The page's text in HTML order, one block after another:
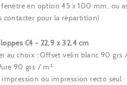
fenêtre en option 45 x 100 mm, ou
contacter pour la répartition)
C4 - 22,9 x 32,4 cm
au choix : Offset velin blanc 90 grs
90 grs / m²
impression ou impression recto seul :